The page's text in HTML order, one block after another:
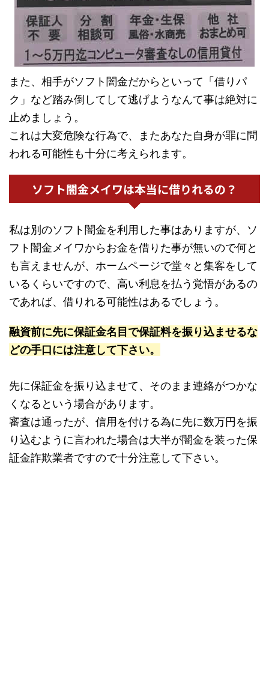
また、相手がソフト闇金だからといって「借りパ
ク」など踏み倒してして逃げようなんて事は絶対に
止めましょう。
これは大変危険な行為で、またあなた自身が罪に問
われる可能性も十分に考えられます。
ソフト闇金メイワは本当に借りれるの？
私は別のソフト闇金を利用した事はありますが、ソ
フト闇金メイワからお金を借りた事が無いので何と
も言えませんが、ホームページで堂々と集客をして
いるくらいですので、高い利息を払う覚悟があるの
であれば、借りれる可能性はあるでしょう。
融資前に先に保証金名目で保証料を振り込ませるな
どの手口には注意して下さい。
先に保証金を振り込ませて、そのまま連絡がつかな
くなるという場合があります。
審査は通ったが、信用を付ける為に先に数万円を振
り込むように言われた場合は大半が闇金を装った保
証金詐欺業者ですので十分注意して下さい。